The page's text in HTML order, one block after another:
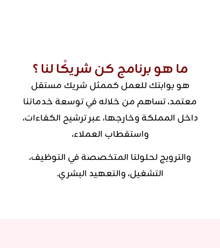
ما هو برنامج كن شريكًا لنا ؟
هو بوابتك للعمل كممثل شريك مستقل
معتمد، تساهم من خلاله في توسعة خدماتنا
داخل المملكة وخارجها، عبر ترشيح الكفاءات،
واستقطاب العملاء،
والترويج لحلولنا المتخصصة في التوظيف،
التشغيل، والتعهيد البشري.